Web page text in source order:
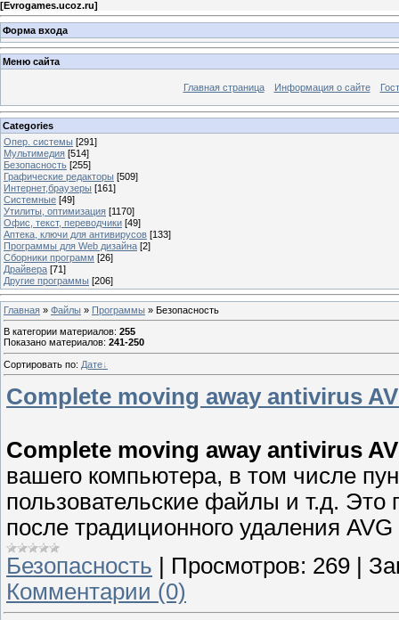
[Evrogames.ucoz.ru]
Форма входа
Меню сайта
Главная страница Информация о сайте
Categories
Опер. системы [291]
Мультимедия [514]
Безопасность [255]
Графические редакторы [509]
Интернет,браузеры [161]
Системные [49]
Утилиты, оптимизация [1170]
Офис, текст, переводчики [49]
Аптека, ключи для антивирусов [133]
Программы для Web дизайна [2]
Сборники программ [26]
Драйвера [71]
Другие программы [206]
Главная » Файлы » Программы » Безопасность
В категории материалов: 255
Показано материалов: 241-250
Сортировать по: Дате
Complete moving away antivirus
Complete moving away antivirus
вашего компьютера, в том числе
пользовательские файлы и т.д.
после традиционного удаления
Безопасность | Просмотров: 269 |
Комментарии (0)